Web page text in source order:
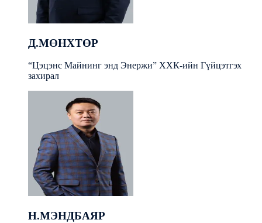
Д.МӨНХТӨР
“Цэцэнс Майнинг энд Энержи” ХХК-ийн Гүйцэтгэх
захирал
Н.МЭНДБАЯР